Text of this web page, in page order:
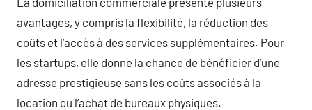
avantages, y compris la flexibilité, la réduction des
coûts et l’accès à des services supplémentaires. Pour
les startups, elle donne la chance de bénéficier d’une
adresse prestigieuse sans les coûts associés à la
location ou l’achat de bureaux physiques.